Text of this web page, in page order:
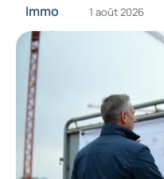
Immo 1 août 2026